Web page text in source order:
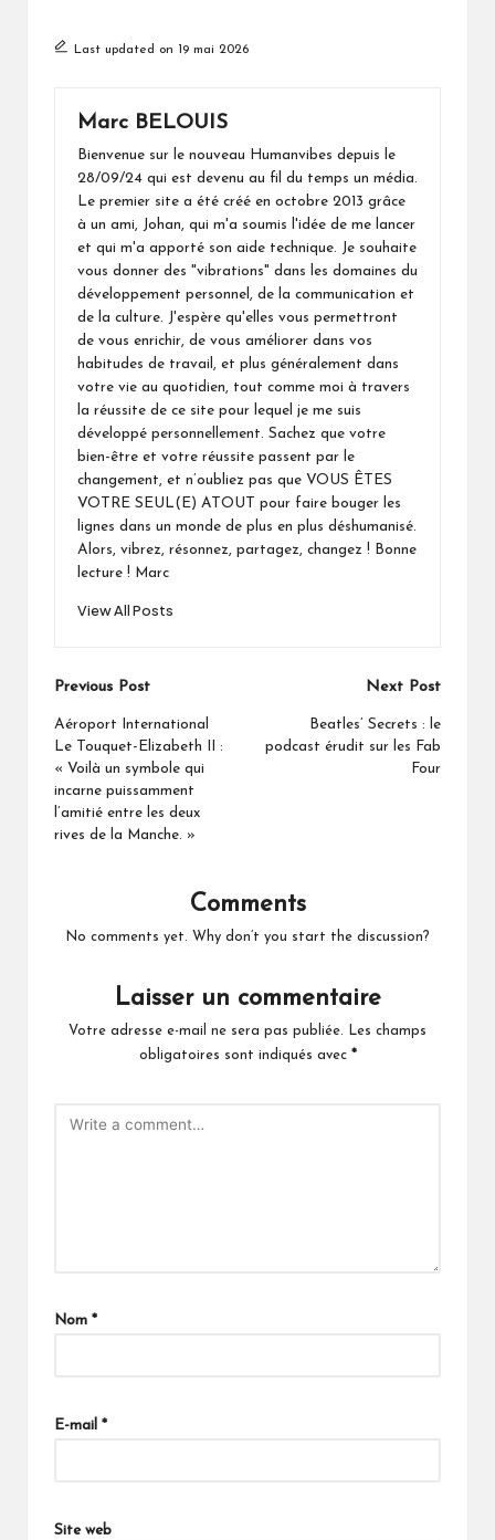
Last updated on 19 mai 2026
Marc BELOUIS
Bienvenue sur le nouveau Humanvibes depuis le
28/09/24 qui est devenu au fil du temps un média.
Le premier site a été créé en octobre 2013 grâce
à un ami, Johan, qui m'a soumis l'idée de me lancer
et qui m'a apporté son aide technique. Je souhaite
vous donner des "vibrations" dans les domaines du
développement personnel, de la communication et
de la culture. J'espère qu'elles vous permettront
de vous enrichir, de vous améliorer dans vos
habitudes de travail, et plus généralement dans
votre vie au quotidien, tout comme moi à travers
la réussite de ce site pour lequel je me suis
développé personnellement. Sachez que votre
bien-être et votre réussite passent par le
changement, et n’oubliez pas que VOUS ÊTES
VOTRE SEUL(E) ATOUT pour faire bouger les
lignes dans un monde de plus en plus déshumanisé.
Alors, vibrez, résonnez, partagez, changez ! Bonne
lecture ! Marc
View All Posts
Post
navigation
Previous Post
Aéroport International
Le Touquet-Elizabeth II :
« Voilà un symbole qui
incarne puissamment
l’amitié entre les deux
rives de la Manche. »
Next Post
Beatles’ Secrets : le
podcast érudit sur les Fab
Four
Comments
No comments yet. Why don’t you start the discussion?
Laisser un commentaire
Votre adresse e-mail ne sera pas publiée.
Les champs
obligatoires sont indiqués avec *
Nom *
E-mail *
Site web